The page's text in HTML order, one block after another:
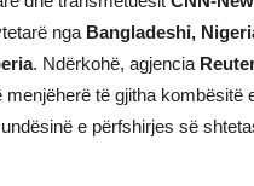
nga Bangladeshi,
. Ndërkohë, agjencia
menjëherë të gjitha kombësitë
e përfshirjes së